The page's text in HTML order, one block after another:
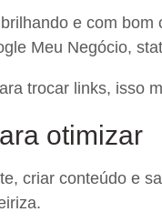
e com
Meu Negócio,
trocar links, isso
otimizar
criar conteúdo e